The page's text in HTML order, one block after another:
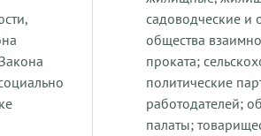
садоводческие и
общества
проката;
политические
работодателей;
палаты;